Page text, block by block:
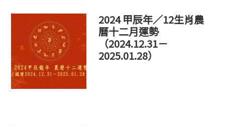
2024 甲辰年／12生肖農
曆十二月運勢
（2024.12.31－
2025.01.28）